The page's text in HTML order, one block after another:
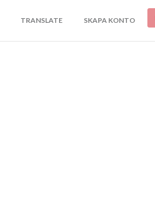
TRANSLATE SKAPA KONTO